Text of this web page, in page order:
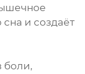
и создаёт
боли,